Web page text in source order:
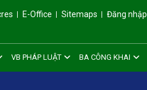
E-Office Sitemaps Đăng nhập
VB PHÁP LUẬT BA CÔNG KHAI